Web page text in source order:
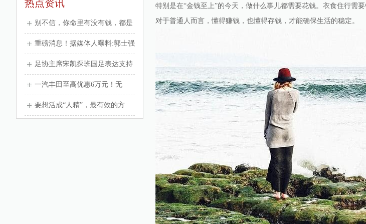
热点资讯
别不信，你命里有没有钱，都是
注定的，看3个地方就知道了
重磅消息！据媒体人曝料:郭士强
时隔15年再次担任中国男篮主教
练，有意
足协主席宋凯探班国足表达支持
希望战沙特打出血性
一汽丰田至高优惠6万元！无
惧“开水天”通勤，首选这三款车
要想活成“人精”，最有效的方
特别是在“金钱至上”的今天，做什么事儿都需要花钱。衣食住行需
对于普通人而言，懂得赚钱，也懂得存钱，才能确保生活的稳定。